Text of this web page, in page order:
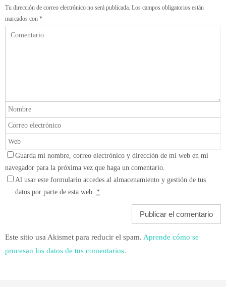
Tu dirección de correo electrónico no será publicada. Los campos obligatorios están
marcados con *
Guarda mi nombre, correo electrónico y dirección de mi web en mi
navegador para la próxima vez que haga un comentario.
Al usar este formulario accedes al almacenamiento y gestión de tus
datos por parte de esta web. *
Este sitio usa Akismet para reducir el spam. Aprende cómo se
procesan los datos de tus comentarios.